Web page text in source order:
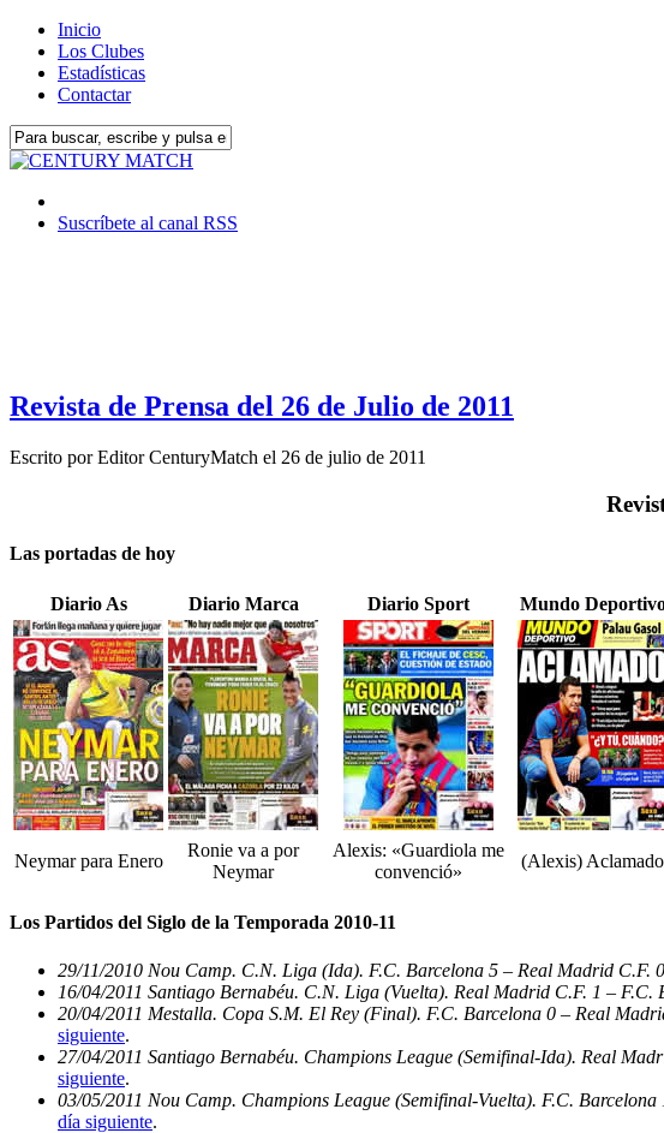
Inicio
Los Clubes
Estadísticas
Contactar
Suscríbete al canal RSS
Revista de Prensa del 26 de Julio de 2011
Escrito porEditor CenturyMatch el 26 de julio de 2011
Las portadas de hoy
Diario As Diario Marca Diario Sport Mundo
Neymar para Enero
Ronie va a por
Neymar
Alexis: «Guardiola me
convenció»
(Alexis) Aclamado
Los Partidos del Siglo de la Temporada 2010-11
29/11/2010 Nou Camp. C.N. Liga (Ida). F.C. Barcelona 5 – Real Madrid C.F.
16/04/2011 Santiago Bernabéu. C.N. Liga (Vuelta). Real Madrid C.F. 1 – F.C.
20/04/2011 Mestalla. Copa S.M. El Rey (Final). F.C. Barcelona 0 – Real
siguiente.
27/04/2011 Santiago Bernabéu. Champions League (Semifinal-Ida). Real
siguiente.
03/05/2011 Nou Camp. Champions League (Semifinal-Vuelta). F.C.
día siguiente.